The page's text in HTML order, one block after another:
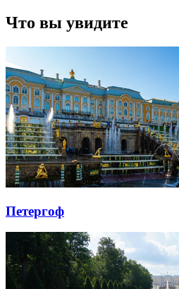
Что вы увидите
Петергоф